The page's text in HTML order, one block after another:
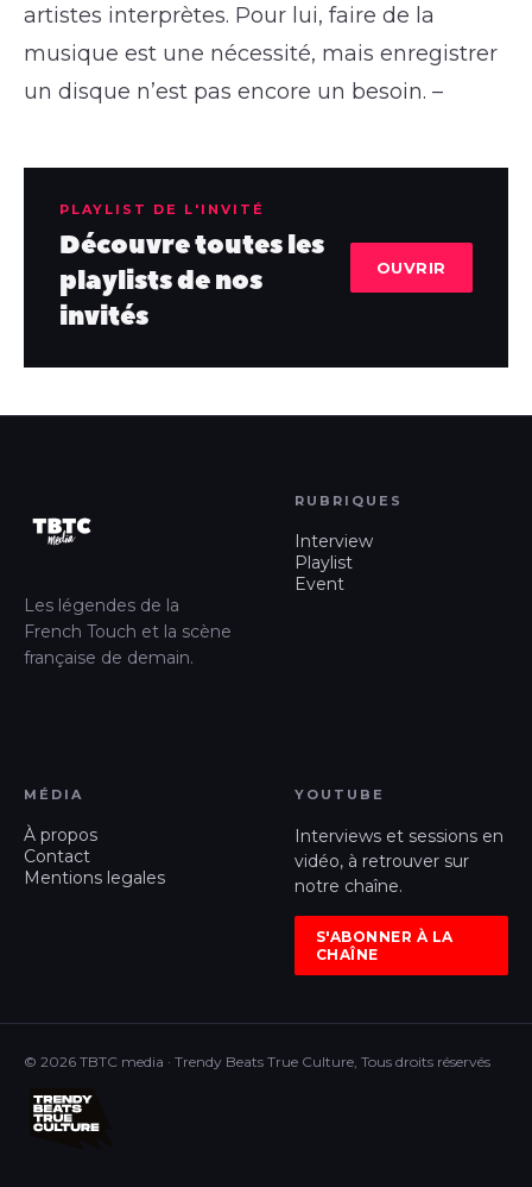
artistes interprètes. Pour lui, faire de la
musique est une nécessité, mais enregistrer
un disque n’est pas encore un besoin. –
PLAYLIST DE L'INVITÉ
Découvre toutes les
playlists de nos
invités
OUVRIR
Les légendes de la
French Touch et la scène
française de demain.
RUBRIQUES
Interview
Playlist
Event
MÉDIA
À propos
Contact
Mentions legales
YOUTUBE
Interviews et sessions en
vidéo, à retrouver sur
notre chaîne.
S'ABONNER À LA
CHAÎNE
© 2026 TBTC media · Trendy Beats True Culture, Tous droits réservés